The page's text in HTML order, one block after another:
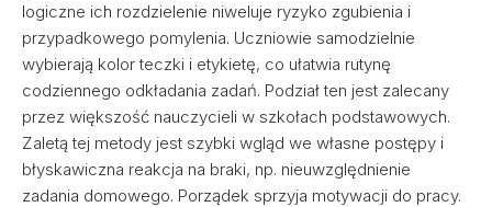
logiczne ich rozdzielenie niweluje ryzyko zgubienia i
przypadkowego pomylenia. Uczniowie samodzielnie
wybierają kolor teczki i etykietę, co ułatwia rutynę
codziennego odkładania zadań. Podział ten jest zalecany
przez większość nauczycieli w szkołach podstawowych.
Zaletą tej metody jest szybki wgląd we własne postępy i
błyskawiczna reakcja na braki, np. nieuwzględnienie
zadania domowego. Porządek sprzyja motywacji do pracy.